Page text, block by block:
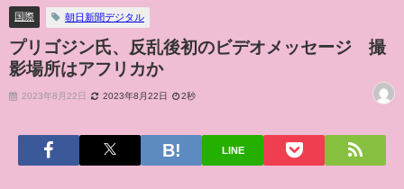
国際 朝日新聞デジタル
プリゴジン氏、反乱後初のビデオメッセージ 撮
影場所はアフリカか
2023年8月22日 2023年8月22日 2秒
LINE